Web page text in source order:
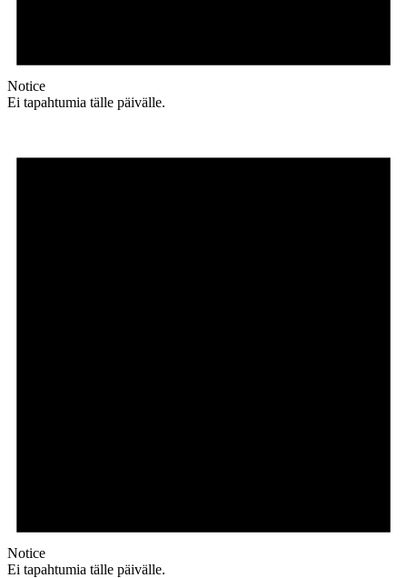
Notice
Ei tapahtumia tälle päivälle.
Notice
Ei tapahtumia tälle päivälle.